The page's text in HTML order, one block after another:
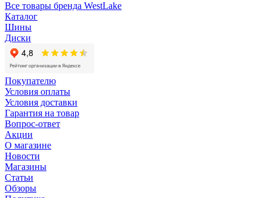
Все товары бренда WestLake
Каталог
Шины
Диски
Покупателю
Условия оплаты
Условия доставки
Гарантия на товар
Вопрос-ответ
Акции
О магазине
Новости
Магазины
Статьи
Обзоры